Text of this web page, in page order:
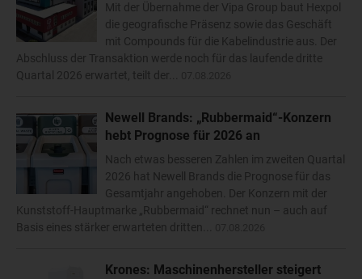
Mit der Übernahme der Vipa Group baut Hexpol
die geografische Präsenz sowie das Geschäft
mit Compounds für die Kabelindustrie aus. Der
Abschluss der Transaktion werde noch für das laufende dritte
Quartal 2026 erwartet, teilt der...
Newell Brands: „Rubbermaid“-Konzern
hebt Prognose für 2026 an
Nach etwas besseren Zahlen im zweiten Quartal
2026 hat Newell Brands die Prognose für das
Gesamtjahr angehoben. Der Konzern mit der
Kunststoff-Hauptmarke „Rubbermaid“ rechnet nun – auch auf
Basis eines stärker erwarteten dritten...
Krones: Maschinenhersteller steigert